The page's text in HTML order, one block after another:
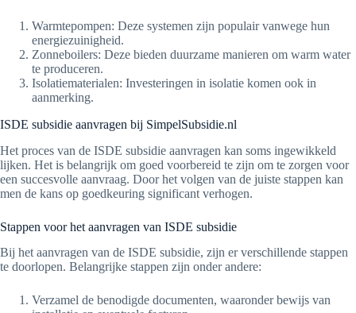
Warmtepompen: Deze systemen zijn populair vanwege hun
energiezuinigheid.
Zonneboilers: Deze bieden duurzame manieren om warm water
te produceren.
Isolatiematerialen: Investeringen in isolatie komen ook in
aanmerking.
ISDE subsidie aanvragen bij SimpelSubsidie.nl
Het proces van de ISDE subsidie aanvragen kan soms ingewikkeld
lijken. Het is belangrijk om goed voorbereid te zijn om te zorgen voor
een succesvolle aanvraag. Door het volgen van de juiste stappen kan
men de kans op goedkeuring significant verhogen.
Stappen voor het aanvragen van ISDE subsidie
Bij het aanvragen van de ISDE subsidie, zijn er verschillende stappen
te doorlopen. Belangrijke stappen zijn onder andere:
Verzamel de benodigde documenten, waaronder bewijs van